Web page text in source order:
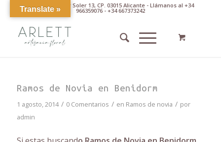
Av. Pintor Xavier Soler 13, CP. 03015 Alicante - Llámanos al +34
966359076 - +34 667373242
Ramos de Novia en Benidorm
1 agosto, 2014 / 0 Comentarios / en Ramos de novia / por
admin
Translate »